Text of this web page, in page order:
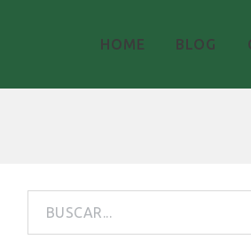
HOME BLOG